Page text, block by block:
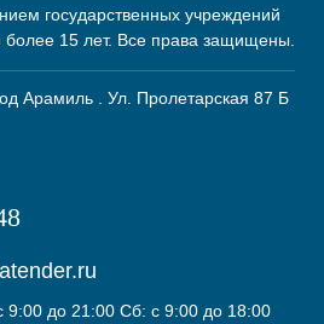
государственных учреждений
15 лет. Все права защищены.
Арамиль . Ул. Пролетарская 87 Б
9:00 до 21:00 Сб: с 9:00 до 18:00